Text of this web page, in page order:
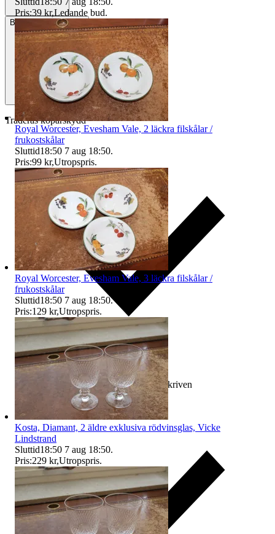
Betalning Via Tradera
Traderas köparskydd
Ersättning om varan inte är som beskriven
Pris:39 kr,Ledande bud.
Royal Worcester, Evesham Vale, 2 läckra filskålar /
frukostskålar
Sluttid18:50 7 aug 18:50.
Pris:99 kr,Utropspris.
Royal Worcester, Evesham Vale, 3 läckra filskålar /
frukostskålar
Sluttid18:50 7 aug 18:50.
Pris:129 kr,Utropspris.
Kosta, Diamant, 2 äldre exklusiva rödvinsglas, Vicke
Lindstrand
Sluttid18:50 7 aug 18:50.
Pris:229 kr,Utropspris.